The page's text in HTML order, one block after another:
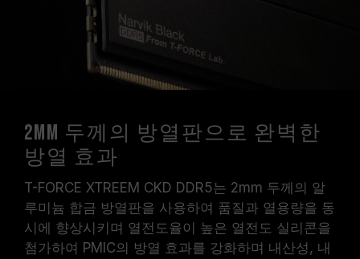
2mm 두께의 방열판으로 완벽한
방열 효과
T-FORCE XTREEM CKD DDR5는 2mm 두께의 알
루미늄 합금 방열판을 사용하여 품질과 열용량을 동
시에 향상시키며 열전도율이 높은 열전도 실리콘을
첨가하여 PMIC의 방열 효과를 강화하며 내산성, 내